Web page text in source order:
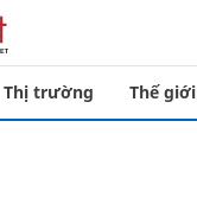
Thị trường Thế giới